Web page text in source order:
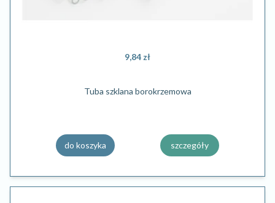
9,84 zł
Tuba szklana borokrzemowa
do koszyka szczegóły